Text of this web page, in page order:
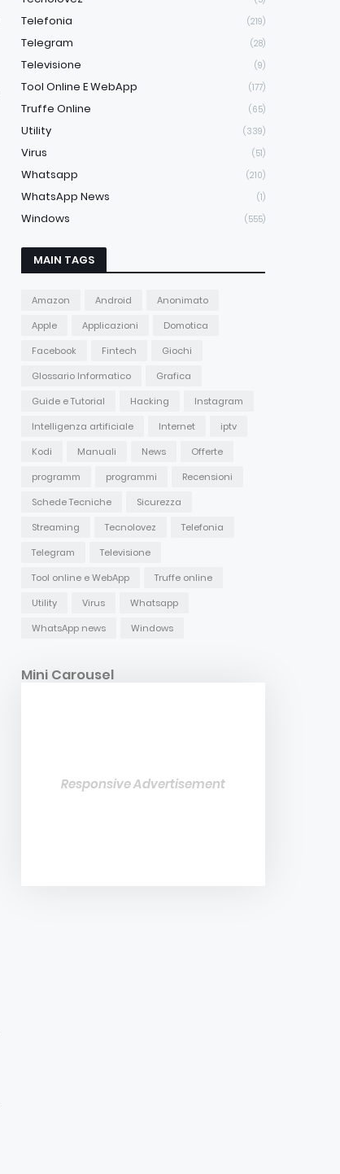
Telefonia (219)
Telegram (28)
Televisione (9)
Tool Online E WebApp (177)
Truffe Online (65)
Utility (339)
Virus (51)
Whatsapp (210)
WhatsApp News (1)
Windows (555)
MAIN TAGS
Amazon Android
Anonimato
Apple
Applicazioni
Domotica
Facebook
Fintech
Giochi
Glossario Informatico
Grafica
Guide e Tutorial
Hacking
Instagram
Intelligenza artificiale
Internet
iptv
Kodi
Manuali News
Offerte
programm
programmi
Recensioni
Schede Tecniche
Sicurezza
Streaming
Tecnolovez
Telefonia
Telegram
Televisione
Tool online e WebApp
Truffe online
Utility
Virus
Whatsapp
WhatsApp news
Windows
Mini Carousel
Responsive Advertisement